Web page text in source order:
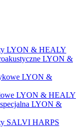
LYON & HEALY
LYON &
LYON &
LYON & HEALY
LYON &
SALVI HARPS